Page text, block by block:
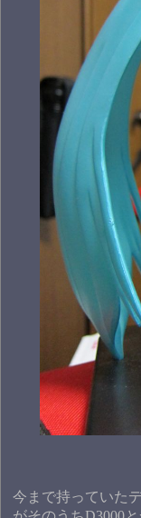
今まで持っていた